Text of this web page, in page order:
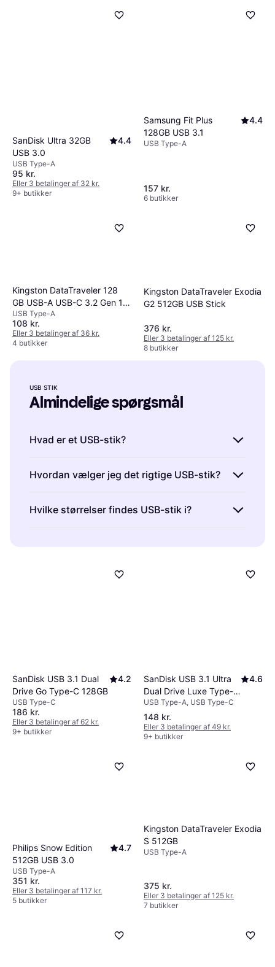
SanDisk Ultra 32GB
USB 3.0
4.4
USB Type-A
95 kr.
Eller 3 betalinger af 32 kr.
9+ butikker
Samsung Fit Plus
128GB USB 3.1
4.4
USB Type-A
157 kr.
6 butikker
Kingston DataTraveler 128
GB USB-A USB-C 3.2 Gen 1
Hard Drive
USB Type-A
108 kr.
Eller 3 betalinger af 36 kr.
4 butikker
Kingston DataTraveler Exodia
G2 512GB USB Stick
376 kr.
Eller 3 betalinger af 125 kr.
8 butikker
SanDisk USB 3.1 Dual
Drive Go Type-C 128GB
4.2
USB Type-C
186 kr.
Eller 3 betalinger af 62 kr.
9+ butikker
SanDisk USB 3.1 Ultra
Dual Drive Luxe Type-C
64GB
4.6
USB Type-A, USB Type-C
148 kr.
Eller 3 betalinger af 49 kr.
9+ butikker
Philips Snow Edition
512GB USB 3.0
4.7
USB Type-A
351 kr.
Eller 3 betalinger af 117 kr.
5 butikker
Kingston DataTraveler Exodia
S 512GB
USB Type-A
375 kr.
Eller 3 betalinger af 125 kr.
7 butikker
USB STIK
Almindelige spørgsmål
Hvad er et USB-stik?
tilsluttes computerens USB-port. De bruges til
at overføre og opbevare data. USB-stik
kommer i forskellige kapaciteter, fra få
gigabyte til flere terabyte. De er kompakte og
Hvordan vælger jeg det rigtige USB-stik?
for lagerplads og hastighed. Overvej også
kompatibilitet med dine enheder. Tjek om dit
på lagerkapaciteten bør matche mængden af
Hvilke størrelser findes USB-stik i?
dokumenter og billeder, mens større